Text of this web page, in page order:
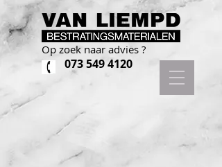
Op zoek naar advies ?
073 549 4120